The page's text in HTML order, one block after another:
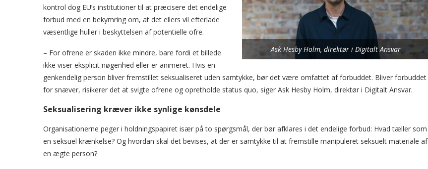
Ask Hesby Holm, direktør i Digitalt Ansvar
kontrol dog EU’s institutioner til at præcisere det endelige
forbud med en bekymring om, at det ellers vil efterlade
væsentlige huller i beskyttelsen af potentielle ofre.
– For ofrene er skaden ikke mindre, bare fordi et billede
ikke viser eksplicit nøgenhed eller er animeret. Hvis en
genkendelig person bliver fremstillet seksualiseret uden samtykke, bør det være omfattet af forbuddet. Bliver forbuddet
for snæver, risikerer det at svigte ofrene og opretholde status quo, siger Ask Hesby Holm, direktør i Digitalt Ansvar.
Seksualisering kræver ikke synlige kønsdele
Organisationerne peger i holdningspapiret især på to spørgsmål, der bør afklares i det endelige forbud: Hvad tæller som
en seksuel krænkelse? Og hvordan skal det bevises, at der er samtykke til at fremstille manipuleret seksuelt materiale af
en ægte person?